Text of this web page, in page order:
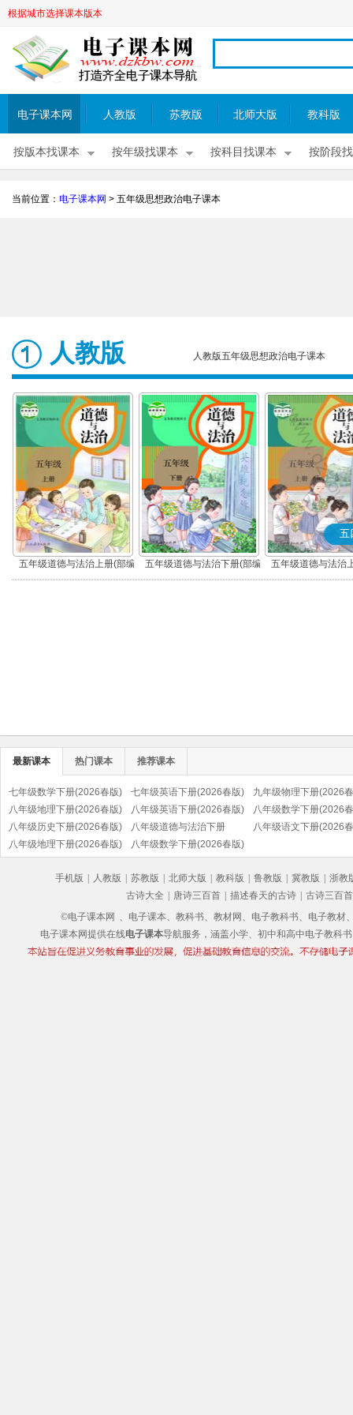
根据城市选择课本版本
电子课本网 人教版 苏教版 北师大版 教科版
按版本找课本 按年级找课本 按科目找课本 按阶段
当前位置： 电子课本网 > 五年级思想政治电子课本
人教版 人教版五年级思想政治电子课本
五年级道德与法治上册(部编
版)
五年级道德与法治下册(部编
版)
五
五年级道德与法治
版)
最新课本 热门课本 推荐课本
七年级数学下册(2026春版) 七年级英语下册(2026春版)
九年级物理下册(2026
八年级地理下册(2026春版)
八年级英语下册(2026春版)
八年级数学下册(2026
八年级历史下册(2026春版)
(部编版)
八年级道德与法治下册
(2026春版)(部编版)
八年级语文下册(2026
八年级地理下册(2026春版) 八年级数学下册(2026春版)
手机版 人教版 苏教版 北师大版 教科版 鲁教版 冀教版
浙教
古诗大全
唐诗三百首 描述春天的古诗
古诗三百首
©电子课本网 、电子课本、教科书、教材网、电子教科书、电子教材
电子课本网提供在线电子课本导航服务，涵盖小学、初中和高中电子教科